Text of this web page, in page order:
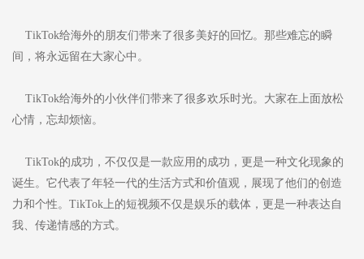
TikTok给海外的朋友们带来了很多美好的回忆。那些难忘的瞬
间，将永远留在大家心中。
TikTok给海外的小伙伴们带来了很多欢乐时光。大家在上面放松
心情，忘却烦恼。
TikTok的成功，不仅仅是一款应用的成功，更是一种文化现象的
诞生。它代表了年轻一代的生活方式和价值观，展现了他们的创造
力和个性。TikTok上的短视频不仅是娱乐的载体，更是一种表达自
我、传递情感的方式。